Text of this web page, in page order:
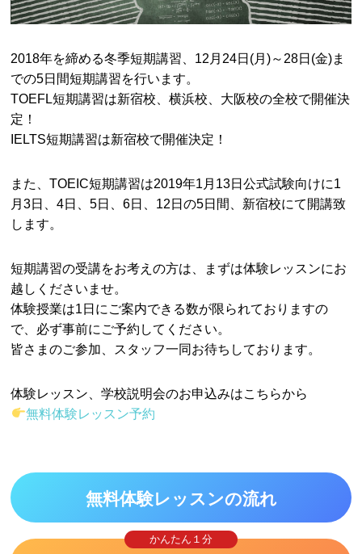
2018年を締める冬季短期講習、12月24日(月)～28日(金)ま
での5日間短期講習を行います。
TOEFL短期講習は新宿校、横浜校、大阪校の全校で開催決
定！
IELTS短期講習は新宿校で開催決定！
また、TOEIC短期講習は2019年1月13日公式試験向けに1
月3日、4日、5日、6日、12日の5日間、新宿校にて開講致
します。
短期講習の受講をお考えの方は、まずは体験レッスンにお
越しくださいませ。
体験授業は1日にご案内できる数が限られておりますの
で、必ず事前にご予約してください。
皆さまのご参加、スタッフ一同お待ちしております。
体験レッスン、学校説明会のお申込みはこちらから
無料体験レッスン予約
無料体験レッスンの流れ
かんたん１分